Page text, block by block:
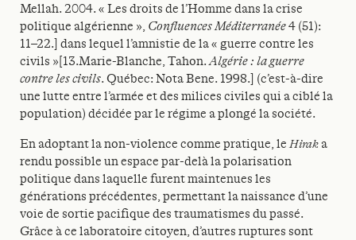
Mellah. 2004. « Les droits de l’Homme dans la crise
politique algérienne », Confluences Méditerranée4 (51):
11–22.] dans lequel l’amnistie de la « guerre contre les
civils »[13.Marie-Blanche, Tahon.Algérie : la guerre
contre les civils. Québec: Nota Bene. 1998.] (c’est-à-dire
une lutte entre l’armée et des milices civiles qui a ciblé la
population) décidée par le régime a plongé la société.
En adoptant la non-violence comme pratique, leHiraka
rendu possible un espace par-delà la polarisation
politique dans laquelle furent maintenues les
générations précédentes, permettant la naissance d’une
voie de sortie pacifique des traumatismes du passé.
Grâce à ce laboratoire citoyen, d’autres ruptures sont